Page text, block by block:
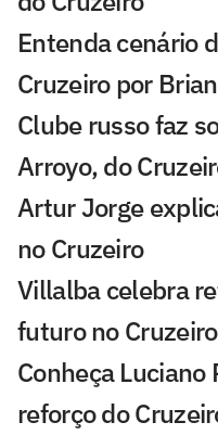
Entenda cenário
Cruzeiro por
Clube russo faz
Arroyo, do
Artur Jorge
no Cruzeiro
Villalba celebra
futuro no Cruzeiro
Conheça
reforço do